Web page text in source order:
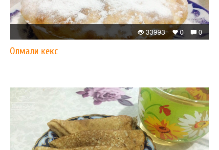
0
0
33993
Олмали кекс